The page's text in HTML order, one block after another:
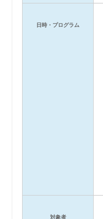
日時・プログラム
対象者